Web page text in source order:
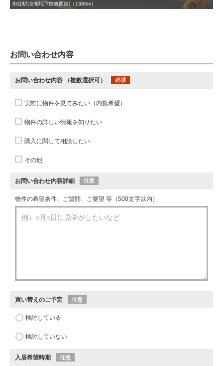
椥辻駅(京都地下鉄東西線)（1380m）
お問い合わせ内容
お問い合わせ内容 （複数選択可） 必須
実際に物件を見てみたい（内覧希望）
物件の詳しい情報を知りたい
購入に関して相談したい
その他
お問い合わせ内容詳細 任意
物件の希望条件、ご質問、ご要望 等（500文字以内）
買い替えのご予定 任意
検討している
検討していない
入居希望時期 任意